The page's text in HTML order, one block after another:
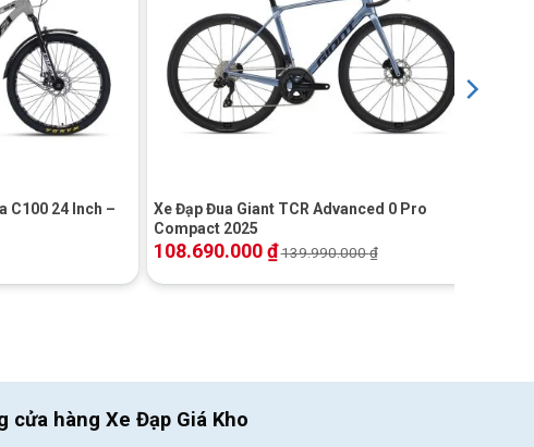
C100 24 Inch –
Xe Đạp Đua Giant TCR Advanced 0 Pro
Compact 2025
108.690.000₫139.990.000₫
cửa hàng Xe Đạp Giá Kho